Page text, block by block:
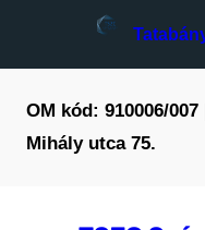
OM kód: 910006/
Mihály utca 75.